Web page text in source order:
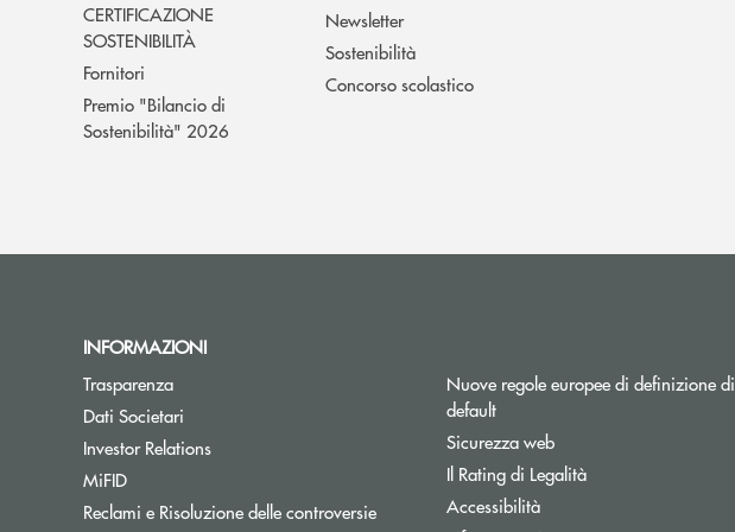
CERTIFICAZIONE
SOSTENIBILITÀ
Fornitori
Premio "Bilancio di
Sostenibilità" 2026
Newsletter
Sostenibilità
Concorso scolastico
INFORMAZIONI
Trasparenza
Dati Societari
Investor Relations
MiFID
Reclami e Risoluzione delle controversie
Nuove regole europee di definizione di
default
Sicurezza web
Il Rating di Legalità
Accessibilità